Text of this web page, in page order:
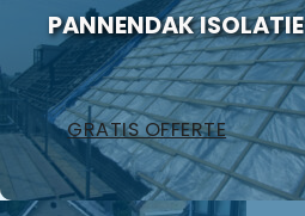
PANNENDAK ISOLATIE
GRATIS OFFERTE